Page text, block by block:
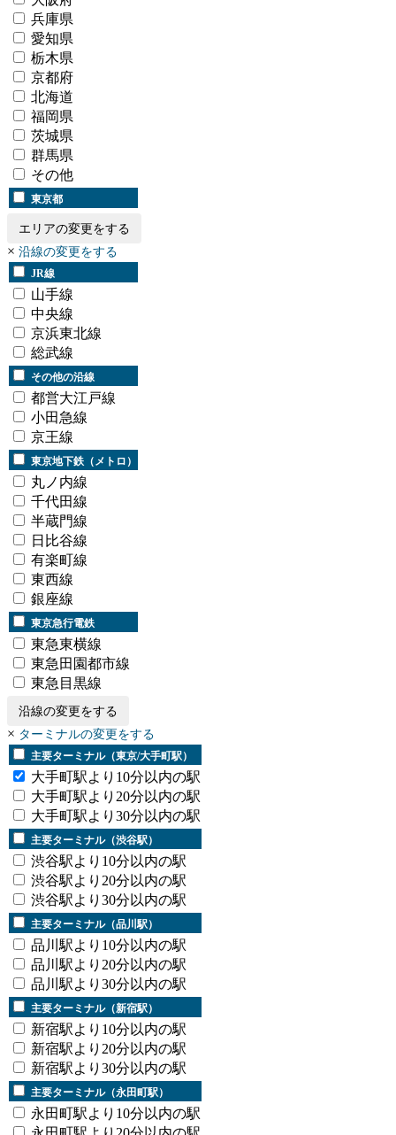
兵庫県
愛知県
栃木県
京都府
北海道
福岡県
茨城県
群馬県
その他
東京都
エリアの変更をする
× 沿線の変更をする
JR線
山手線
中央線
京浜東北線
総武線
その他の沿線
都営大江戸線
小田急線
京王線
東京地下鉄（メトロ）
丸ノ内線
千代田線
半蔵門線
日比谷線
有楽町線
東西線
銀座線
東京急行電鉄
東急東横線
東急田園都市線
東急目黒線
沿線の変更をする
× ターミナルの変更をする
主要ターミナル（東京/大手町駅）
大手町駅より10分以内の駅
大手町駅より20分以内の駅
大手町駅より30分以内の駅
主要ターミナル（渋谷駅）
渋谷駅より10分以内の駅
渋谷駅より20分以内の駅
渋谷駅より30分以内の駅
主要ターミナル（品川駅）
品川駅より10分以内の駅
品川駅より20分以内の駅
品川駅より30分以内の駅
主要ターミナル（新宿駅）
新宿駅より10分以内の駅
新宿駅より20分以内の駅
新宿駅より30分以内の駅
主要ターミナル（永田町駅）
永田町駅より10分以内の駅